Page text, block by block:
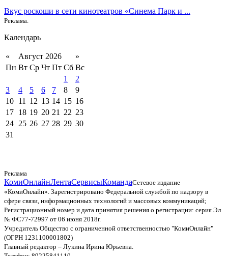
Вкус роскоши в сети кинотеатров «Синема Парк и ...
Реклама.
Календарь
« Август 2026
»
Пн Вт Ср Чт Пт Сб Вс
1
2
3
4 5 6 7 8
9
10 11 12 13 14 15 16
17 18 19 20 21 22 23
24 25 26 27 28 29 30
31
Реклама
КомиОнлайнЛентаСервисыКомандаСетевое издание
«КомиОнлайн». Зарегистрировано Федеральной службой по надзору в
сфере связи, информационных технологий и массовых коммуникаций;
Регистрационный номер и дата принятия решения о регистрации: серия Эл
№ ФС77-72997 от 06 июня 2018г.
Учредитель Общество с ограниченной ответственностью "КомиОнлайн"
(ОГРН 1231100001802)
Главный редактор – Лукина Ирина Юрьевна.